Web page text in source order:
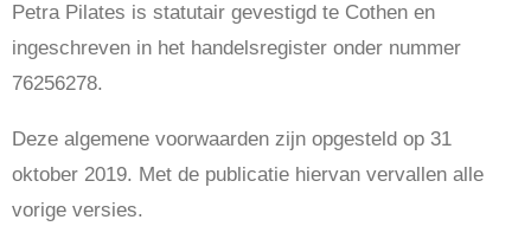
Petra Pilates is statutair gevestigd te Cothen en
ingeschreven in het handelsregister onder nummer
76256278.
Deze algemene voorwaarden zijn opgesteld op 31
oktober 2019. Met de publicatie hiervan vervallen alle
vorige versies.